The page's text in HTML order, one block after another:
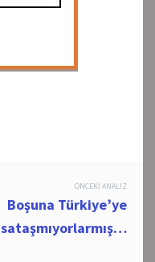
ÖNCEKI ANALIZ
Boşuna Türkiye’ye
sataşmıyorlarmış…